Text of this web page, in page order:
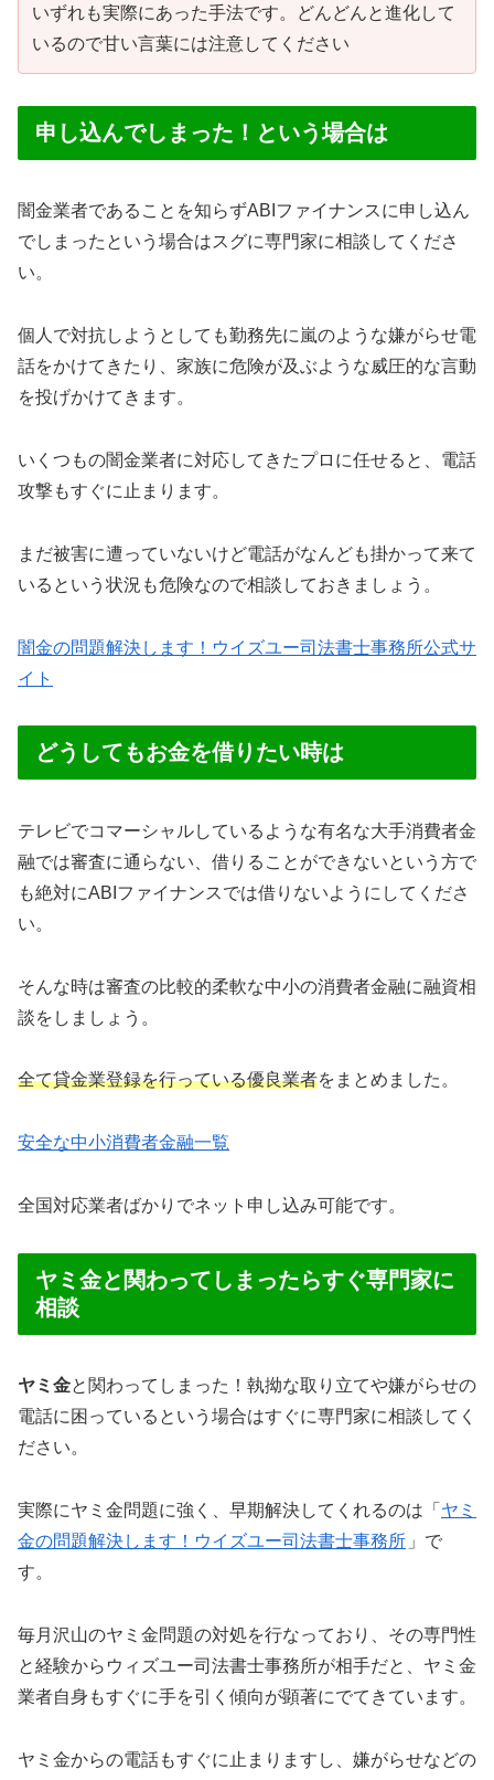
いずれも実際にあった手法です。どんどんと進化して
いるので甘い言葉には注意してください
申し込んでしまった！という場合は
闇金業者であることを知らずABIファイナンスに申し込ん
でしまったという場合はスグに専門家に相談してくださ
い。
個人で対抗しようとしても勤務先に嵐のような嫌がらせ電
話をかけてきたり、家族に危険が及ぶような威圧的な言動
を投げかけてきます。
いくつもの闇金業者に対応してきたプロに任せると、電話
攻撃もすぐに止まります。
まだ被害に遭っていないけど電話がなんども掛かって来て
いるという状況も危険なので相談しておきましょう。
闇金の問題解決します！ウイズユー司法書士事務所公式サ
イト
どうしてもお金を借りたい時は
テレビでコマーシャルしているような有名な大手消費者金
融では審査に通らない、借りることができないという方で
も絶対にABIファイナンスでは借りないようにしてくださ
い。
そんな時は審査の比較的柔軟な中小の消費者金融に融資相
談をしましょう。
全て貸金業登録を行っている優良業者をまとめました。
安全な中小消費者金融一覧
全国対応業者ばかりでネット申し込み可能です。
ヤミ金と関わってしまったらすぐ専門家に
相談
ヤミ金と関わってしまった！執拗な取り立てや嫌がらせの
電話に困っているという場合はすぐに専門家に相談してく
ださい。
実際にヤミ金問題に強く、早期解決してくれるのは「 ヤミ
金の問題解決します！ウイズユー司法書士事務所 」で
す。
毎月沢山のヤミ金問題の対処を行なっており、その専門性
と経験からウィズユー司法書士事務所が相手だと、ヤミ金
業者自身もすぐに手を引く傾向が顕著にでてきています。
ヤミ金からの電話もすぐに止まりますし、嫌がらせなどの